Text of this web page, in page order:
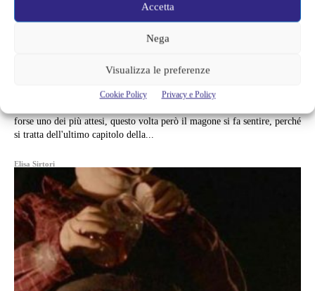
Accetta
Nega
Visualizza le preferenze
Cookie Policy Privacy e Policy
GUARDIANI DELLA GALASSIA
VOL. 3, USCITO IL TRAILER E CI
forse uno dei più attesi, questo volta però il magone si fa sentire, perché
si tratta dell'ultimo capitolo della...
Elisa Sirtori